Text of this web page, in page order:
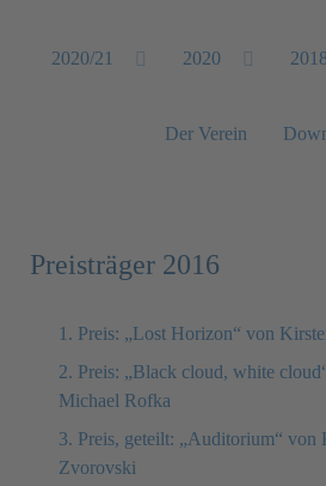
2020/21 2020 2018
Der Verein
Preisträger 2016
1. Preis: „Lost Horizon“ von
2. Preis: „Black cloud, white
Michael Rofka
3. Preis, geteilt: „Auditorium“
Zvorovski